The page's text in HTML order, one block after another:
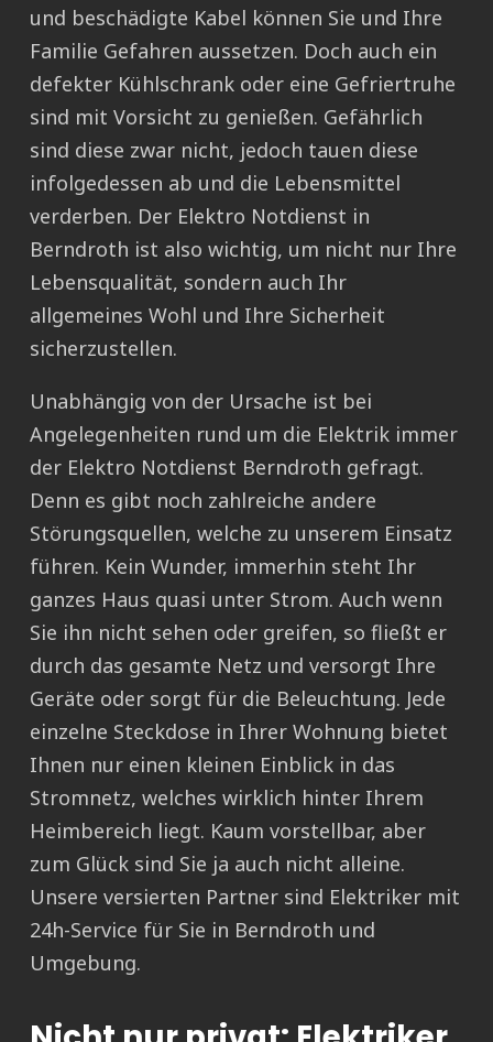
und beschädigte Kabel können Sie und Ihre
Familie Gefahren aussetzen. Doch auch ein
defekter Kühlschrank oder eine Gefriertruhe
sind mit Vorsicht zu genießen. Gefährlich
sind diese zwar nicht, jedoch tauen diese
infolgedessen ab und die Lebensmittel
verderben. Der Elektro Notdienst in
Berndroth ist also wichtig, um nicht nur Ihre
Lebensqualität, sondern auch Ihr
allgemeines Wohl und Ihre Sicherheit
sicherzustellen.
Unabhängig von der Ursache ist bei
Angelegenheiten rund um die Elektrik immer
der Elektro Notdienst Berndroth gefragt.
Denn es gibt noch zahlreiche andere
Störungsquellen, welche zu unserem Einsatz
führen. Kein Wunder, immerhin steht Ihr
ganzes Haus quasi unter Strom. Auch wenn
Sie ihn nicht sehen oder greifen, so fließt er
durch das gesamte Netz und versorgt Ihre
Geräte oder sorgt für die Beleuchtung. Jede
einzelne Steckdose in Ihrer Wohnung bietet
Ihnen nur einen kleinen Einblick in das
Stromnetz, welches wirklich hinter Ihrem
Heimbereich liegt. Kaum vorstellbar, aber
zum Glück sind Sie ja auch nicht alleine.
Unsere versierten Partner sind Elektriker mit
24h-Service für Sie in Berndroth und
Umgebung.